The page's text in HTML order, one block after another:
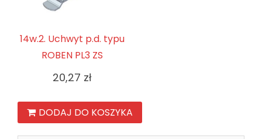
14w.2. Uchwyt p.d. typu
ROBEN PL3 ZS
20,27 zł
DODAJ DO KOSZYKA